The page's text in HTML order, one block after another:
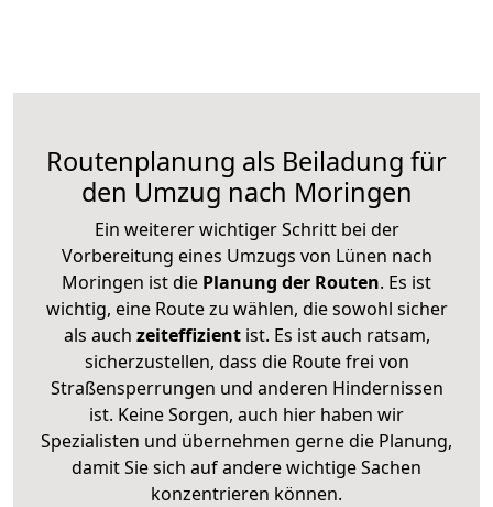
Routenplanung als Beiladung für
den Umzug nach Moringen
Ein weiterer wichtiger Schritt bei der
Vorbereitung eines Umzugs von Lünen nach
Moringen ist die Planung der Routen. Es ist
wichtig, eine Route zu wählen, die sowohl sicher
als auch zeiteffizientist. Es ist auch ratsam,
sicherzustellen, dass die Route frei von
Straßensperrungen und anderen Hindernissen
ist. Keine Sorgen, auch hier haben wir
Spezialisten und übernehmen gerne die Planung,
damit Sie sich auf andere wichtige Sachen
konzentrieren können.